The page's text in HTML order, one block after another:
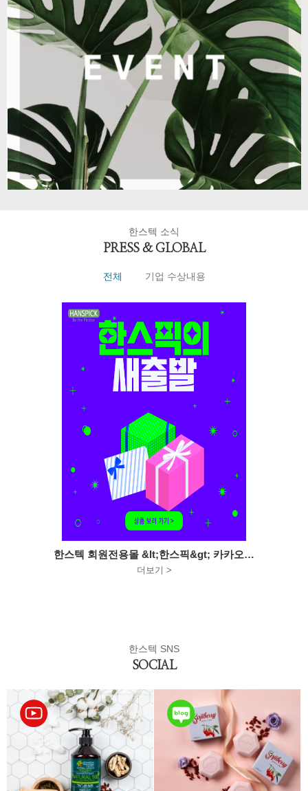
한스텍 소식
PRESS & GLOBAL
전체 기업 수상내용
한스텍 회원전용몰 &lt;한스픽&gt; 카카오…
더보기 >
한스텍 SNS
SOCIAL